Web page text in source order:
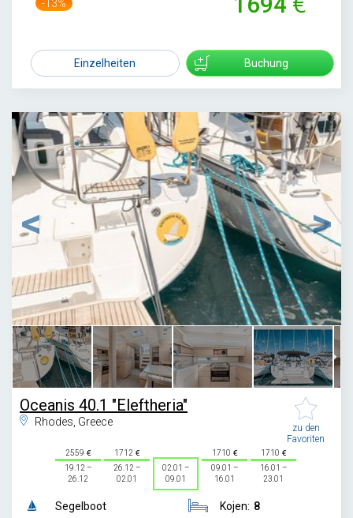
-13%
Einzelheiten Buchung
1 / 16
Oceanis 40.1 "Eleftheria"
Rhodes, Greece
zu den
Favoriten
2559
19.12 –
26.12
1712
26.12 –
02.01
02.01 –
09.01
1710
09.01 –
16.01
1710
16.01 –
23.01
Segelboot
Kojen: 8